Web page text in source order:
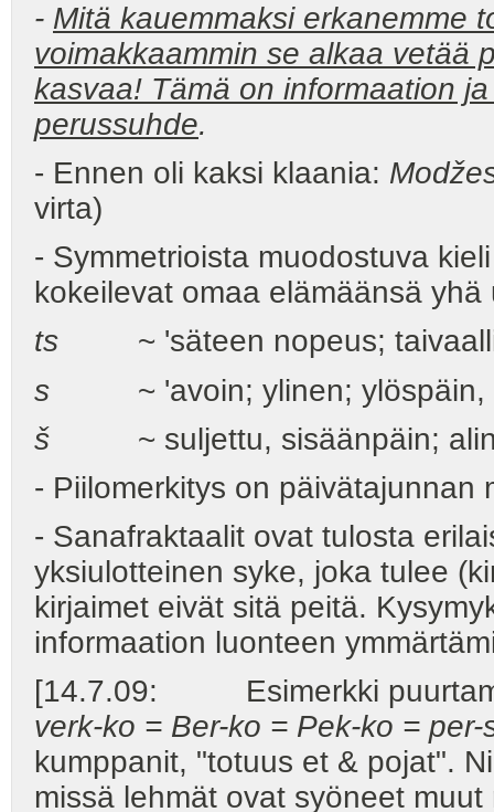
- Mitä kauemmaksi erkanemme
voimakkaammin se alkaa vetää
kasvaa! Tämä on informaation
perussuhde.
- Ennen oli kaksi klaania:
virta)
- Symmetrioista muodostuva
kokeilevat omaa elämäänsä
ts ~ 'säteen nopeus;
s ~ 'avoin; ylinen; ylöspäin,
š ~ suljettu, sisäänpäin;
- Piilomerkitys on päivätajunnan
- Sanafraktaalit ovat tulosta
yksiulotteinen syke, joka tulee
kirjaimet eivät sitä peitä.
informaation luonteen
[14.7.09: Esimerkki
verk-ko = Ber-ko = Pek-ko =
kumppanit, "totuus et & pojat".
missä lehmät ovat syöneet